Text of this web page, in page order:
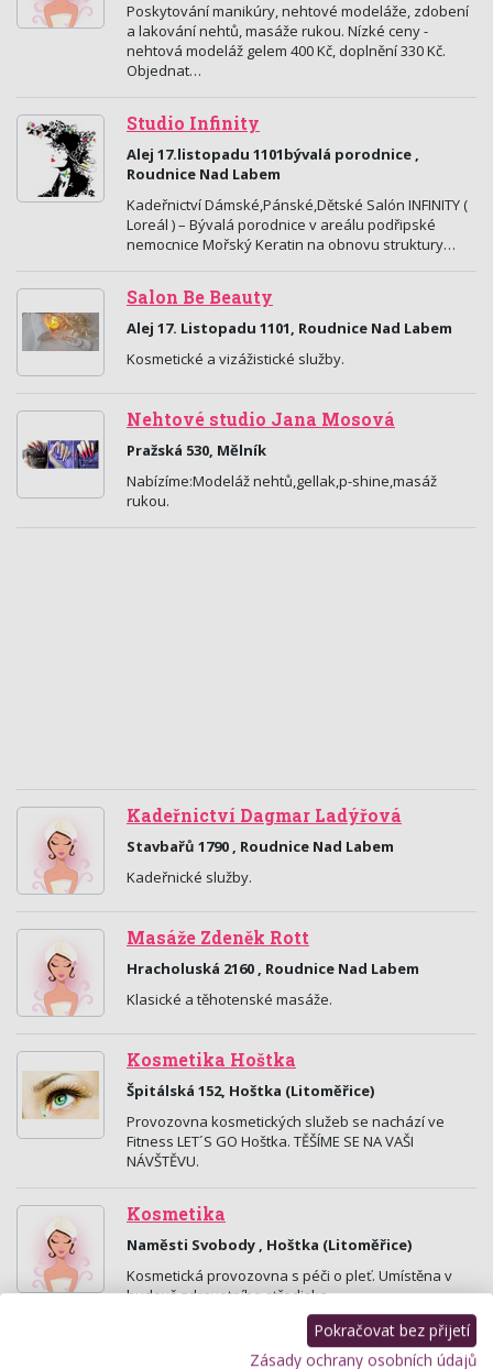
Poskytování manikúry, nehtové modeláže, zdobení
a lakování nehtů, masáže rukou. Nízké ceny -
nehtová modeláž gelem 400 Kč, doplnění 330 Kč.
Objednat…
Studio Infinity
Alej 17.listopadu 1101bývalá porodnice ,
Roudnice Nad Labem
Kadeřnictví Dámské,Pánské,Dětské Salón INFINITY (
Loreál ) – Bývalá porodnice v areálu podřipské
nemocnice Mořský Keratin na obnovu struktury…
Salon Be Beauty
Alej 17. Listopadu 1101, Roudnice Nad Labem
Kosmetické a vizážistické služby.
Nehtové studio Jana Mosová
Pražská 530, Mělník
Nabízíme:Modeláž nehtů,gellak,p-shine,masáž
rukou.
Kadeřnictví Dagmar Ladýřová
Stavbařů 1790 , Roudnice Nad Labem
Kadeřnické služby.
Masáže Zdeněk Rott
Hracholuská 2160 , Roudnice Nad Labem
Klasické a těhotenské masáže.
Kosmetika Hoštka
Špitálská 152, Hoštka (Litoměřice)
Provozovna kosmetických služeb se nachází ve
Fitness LET´S GO Hoštka. TĚŠÍME SE NA VAŠI
NÁVŠTĚVU.
Kosmetika
Naměsti Svobody , Hoštka (Litoměřice)
Kosmetická provozovna s péči o pleť. Umístěna v
budově zdravotního střediska.
Pokračovat bez přijetí
Zásady ochrany osobních údajů